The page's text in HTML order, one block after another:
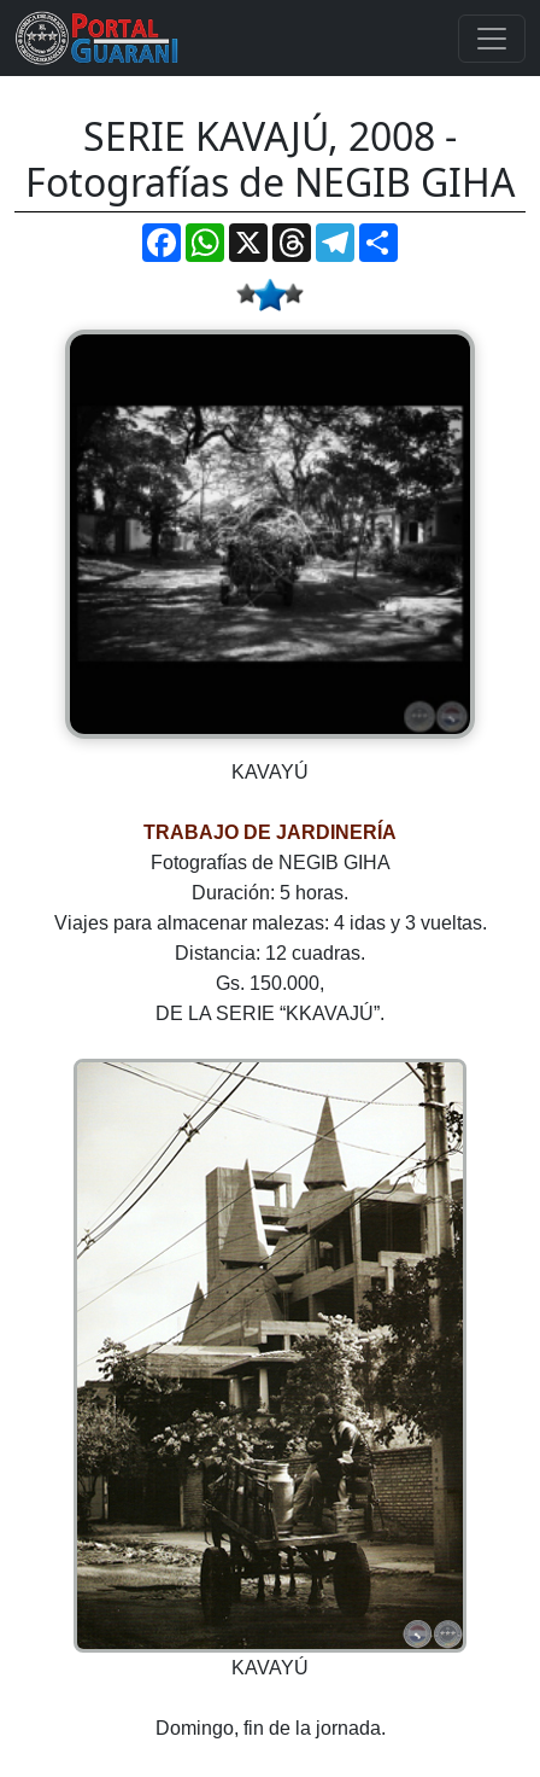
SERIE KAVAJÚ, 2008 -
Fotografías de NEGIB GIHA
FacebookWhatsApp
X ThreadsTelegram
KAVAYÚ
TRABAJO DE JARDINERÍA
Fotografías de NEGIB GIHA
Duración: 5 horas.
Viajes para almacenar malezas: 4 idas y 3 vueltas.
Distancia: 12 cuadras.
Gs. 150.000,
DE LA SERIE “KKAVAJÚ”.
KAVAYÚ
Domingo, fin de la jornada.